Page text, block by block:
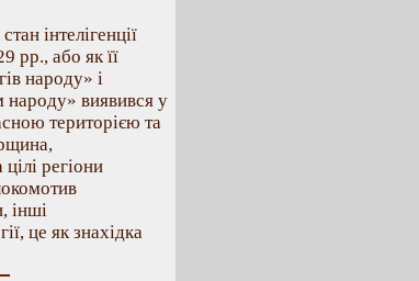
інтелігенції
рр., або як її
народу» і
народу» виявився у
територією та
регіони
інші
це як знахідка